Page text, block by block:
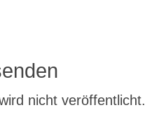
nicht veröffentlicht.